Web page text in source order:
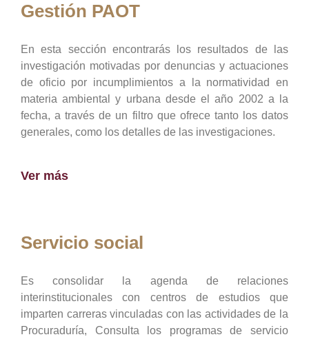
Gestión PAOT
En esta sección encontrarás los resultados de las
investigación motivadas por denuncias y actuaciones
de oficio por incumplimientos a la normatividad en
materia ambiental y urbana desde el año 2002 a la
fecha, a través de un filtro que ofrece tanto los datos
generales, como los detalles de las investigaciones.
Ver más
Servicio social
Es consolidar la agenda de relaciones
interinstitucionales con centros de estudios que
imparten carreras vinculadas con las actividades de la
Procuraduría, Consulta los programas de servicio